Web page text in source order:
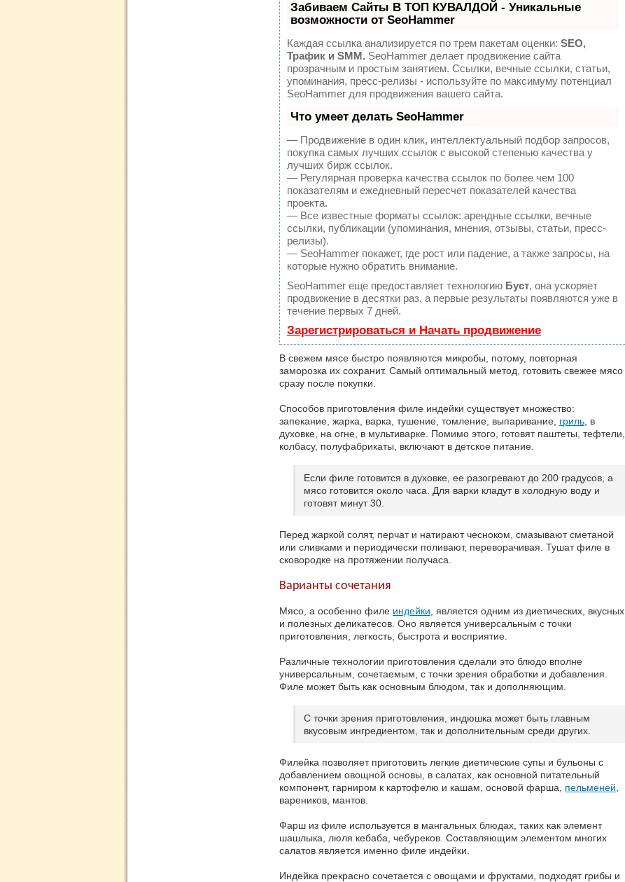
Забиваем Сайты В ТОП КУВАЛДОЙ - Уникальные
возможности от SeoHammer
Каждая ссылка анализируется по трем пакетам оценки: SEO,
Трафик и SMM. SeoHammer делает продвижение сайта
прозрачным и простым занятием. Ссылки, вечные ссылки, статьи,
упоминания, пресс-релизы - используйте по максимуму потенциал
SeoHammer для продвижения вашего сайта.
Что умеет делать SeoHammer
— Продвижение в один клик, интеллектуальный подбор запросов,
покупка самых лучших ссылок с высокой степенью качества у
лучших бирж ссылок.
— Регулярная проверка качества ссылок по более чем 100
показателям и ежедневный пересчет показателей качества
проекта.
— Все известные форматы ссылок: арендные ссылки, вечные
ссылки, публикации (упоминания, мнения, отзывы, статьи, пресс-
релизы).
— SeoHammer покажет, где рост или падение, а также запросы, на
которые нужно обратить внимание.
SeoHammer еще предоставляет технологию Буст, она ускоряет
продвижение в десятки раз, а первые результаты появляются уже в
течение первых 7 дней.
Зарегистрироваться и Начать продвижение
В свежем мясе быстро появляются микробы, потому, повторная
заморозка их сохранит. Самый оптимальный метод, готовить свежее мясо
сразу после покупки.
Способов приготовления филе индейки существует множество:
запекание, жарка, варка, тушение, томление, выпаривание, гриль, в
духовке, на огне, в мультиварке. Помимо этого, готовят паштеты, тефтели,
колбасу, полуфабрикаты, включают в детское питание.
Если филе готовится в духовке, ее разогревают до 200 градусов, а
мясо готовится около часа. Для варки кладут в холодную воду и
готовят минут 30.
Перед жаркой солят, перчат и натирают чесноком, смазывают сметаной
или сливками и периодически поливают, переворачивая. Тушат филе в
сковородке на протяжении получаса.
Варианты сочетания
Мясо, а особенно филе индейки, является одним из диетических, вкусных
и полезных деликатесов. Оно является универсальным с точки
приготовления, легкость, быстрота и восприятие.
Различные технологии приготовления сделали это блюдо вполне
универсальным, сочетаемым, с точки зрения обработки и добавления.
Филе может быть как основным блюдом, так и дополняющим.
С точки зрения приготовления, индюшка может быть главным
вкусовым ингредиентом, так и дополнительным среди других.
Филейка позволяет приготовить легкие диетические супы и бульоны с
добавлением овощной основы, в салатах, как основной питательный
компонент, гарниром к картофелю и кашам, основой фарша, пельменей,
вареников, мантов.
Фарш из филе используется в мангальных блюдах, таких как элемент
шашлыка, люля кебаба, чебуреков. Составляющим элементом многих
салатов является именно филе индейки.
Индейка прекрасно сочетается с овощами и фруктами, подходят грибы и